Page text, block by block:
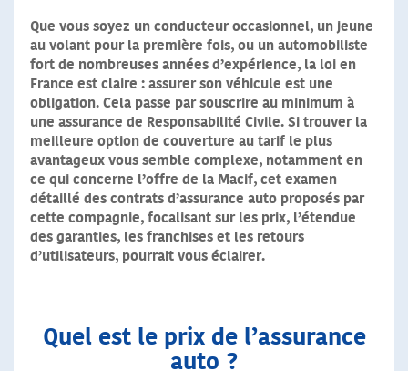
Que vous soyez un conducteur occasionnel, un jeune
au volant pour la première fois, ou un automobiliste
fort de nombreuses années d’expérience, la loi en
France est claire : assurer son véhicule est une
obligation. Cela passe par souscrire au minimum à
une assurance de Responsabilité Civile. Si trouver la
meilleure option de couverture au tarif le plus
avantageux vous semble complexe, notamment en
ce qui concerne l’offre de la Macif, cet examen
détaillé des contrats d’assurance auto proposés par
cette compagnie, focalisant sur les prix, l’étendue
des garanties, les franchises et les retours
d’utilisateurs, pourrait vous éclairer.
Quel est le prix de l’assurance
auto ?